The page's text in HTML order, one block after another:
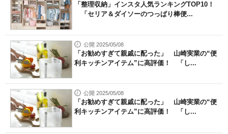
「整理収納」インスタ人気ランキングTOP10！
「セリア＆ダイソーのつっぱり棒便...
公開 2025/05/08
「お勧めすぎて親戚に配った」 山崎実業の“便
利キッチンアイテム”に高評価！ 「し...
公開 2025/05/08
「お勧めすぎて親戚に配った」 山崎実業の“便
利キッチンアイテム”に高評価！ 「し...